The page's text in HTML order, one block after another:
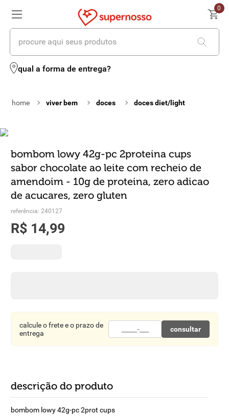
0
procure aqui seus produtos
qual a forma de entrega?
viver bem doces doces diet/light
bombom lowy 42g-pc 2proteina cups
sabor chocolate ao leite com recheio de
amendoim - 10g de proteina, zero adicao
de acucares, zero gluten
referência: 240127
R$ 14,99
calcule o frete e o prazo de
entrega
consultar
descrição do produto
bombom lowy 42g-pc 2prot cups
termos mais buscados
2º leite
iogurte
5º queijo
6º vinhos
7º biscoito
8 detergente